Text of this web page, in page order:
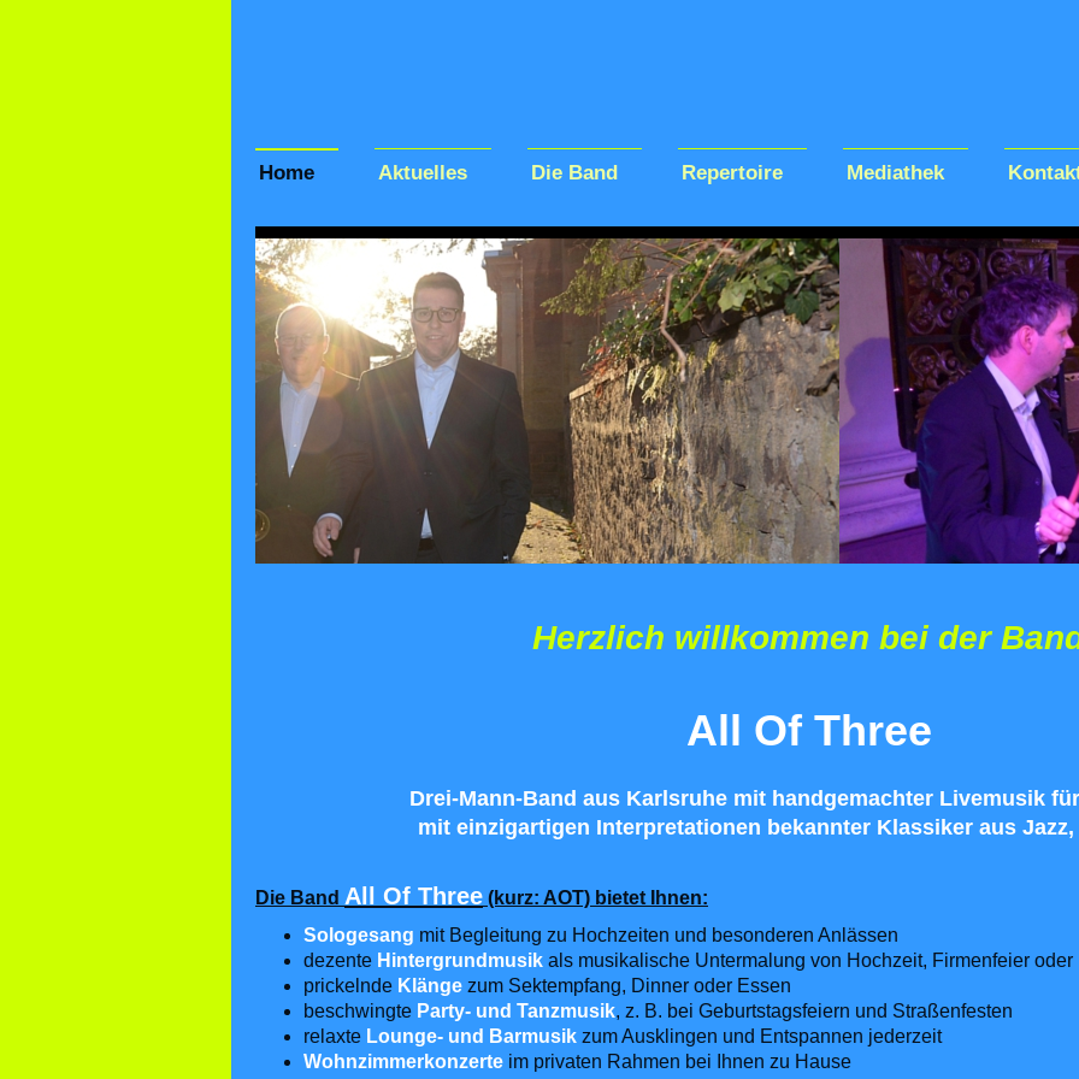
Home Aktuelles Die Band Repertoire Mediathek
Herzlich willkommen bei der
All Of Three
Drei-Mann-Band aus Karlsruhe mit handgemachter Livemusik
mit einzigartigen Interpretationen bekannter Klassiker aus
Die Band All Of Three (kurz: AOT) bietet Ihnen:
Sologesang mit Begleitung zu Hochzeiten und besonderen Anlässen
dezente Hintergrundmusik als musikalische Untermalung von Hochzeit, Firmenfeier oder
prickelnde Klänge zum Sektempfang, Dinner oder Essen
beschwingte Party- und Tanzmusik, z. B. bei Geburtstagsfeiern und Straßenfesten
relaxte Lounge- und Barmusik zum Ausklingen und Entspannen jederzeit
Wohnzimmerkonzerte im privaten Rahmen bei Ihnen zu Hause